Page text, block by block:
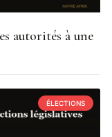
autorités à une
ÉLECTIONS